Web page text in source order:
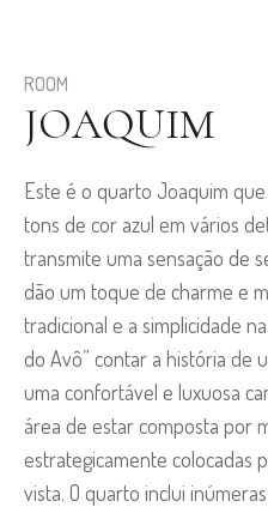
ROOM
JOAQUIM
Este é o quarto Joaquim
tons de cor azul em vários
transmite uma sensação de
dão um toque de charme e
tradicional e a simplicidade
do Avô” contar a história de
uma confortável e luxuosa
área de estar composta por
estrategicamente colocadas
vista. O quarto inclui